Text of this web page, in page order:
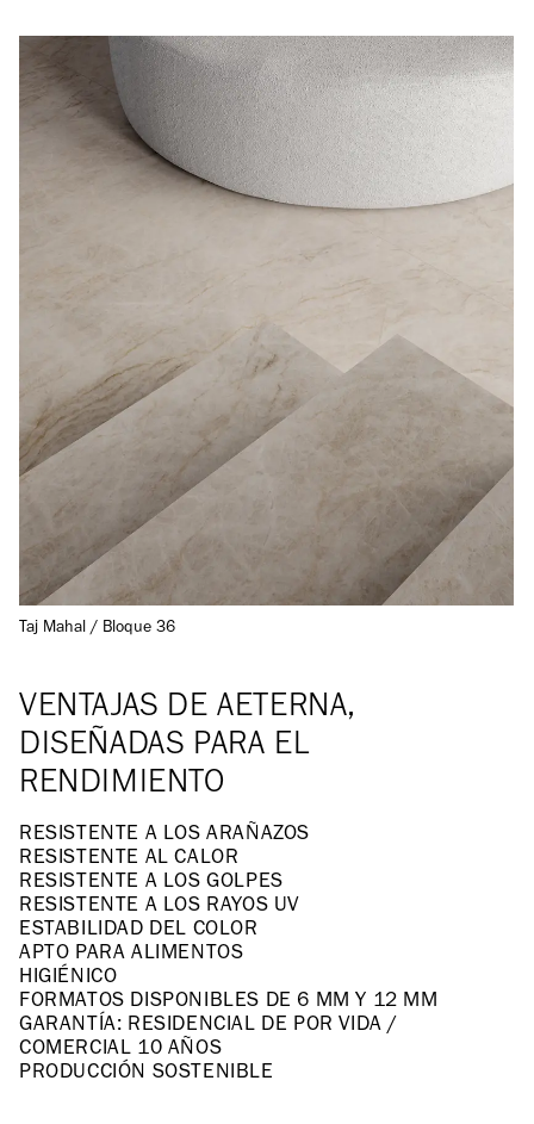
Taj Mahal / Bloque 36
VENTAJAS DE AETERNA,
DISEÑADAS PARA EL
RENDIMIENTO
RESISTENTE A LOS ARAÑAZOS
RESISTENTE AL CALOR
RESISTENTE A LOS GOLPES
RESISTENTE A LOS RAYOS UV
ESTABILIDAD DEL COLOR
APTO PARA ALIMENTOS
HIGIÉNICO
FORMATOS DISPONIBLES DE 6 MM Y 12 MM
GARANTÍA: RESIDENCIAL DE POR VIDA /
COMERCIAL 10 AÑOS
PRODUCCIÓN SOSTENIBLE